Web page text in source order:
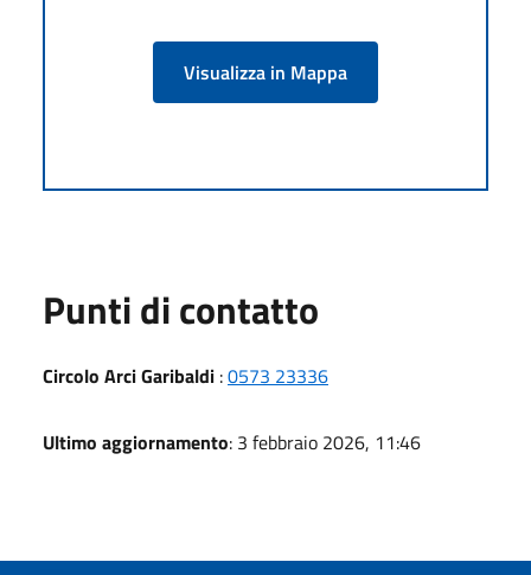
Visualizza in Mappa
Punti di contatto
Circolo Arci Garibaldi :0573 23336
Ultimo aggiornamento: 3 febbraio 2026, 11:46